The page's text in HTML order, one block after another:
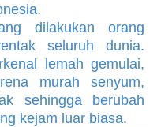
orang
seluruh dunia.
lemah gemulai,
murah senyum,
sehingga berubah
kejam luar biasa.